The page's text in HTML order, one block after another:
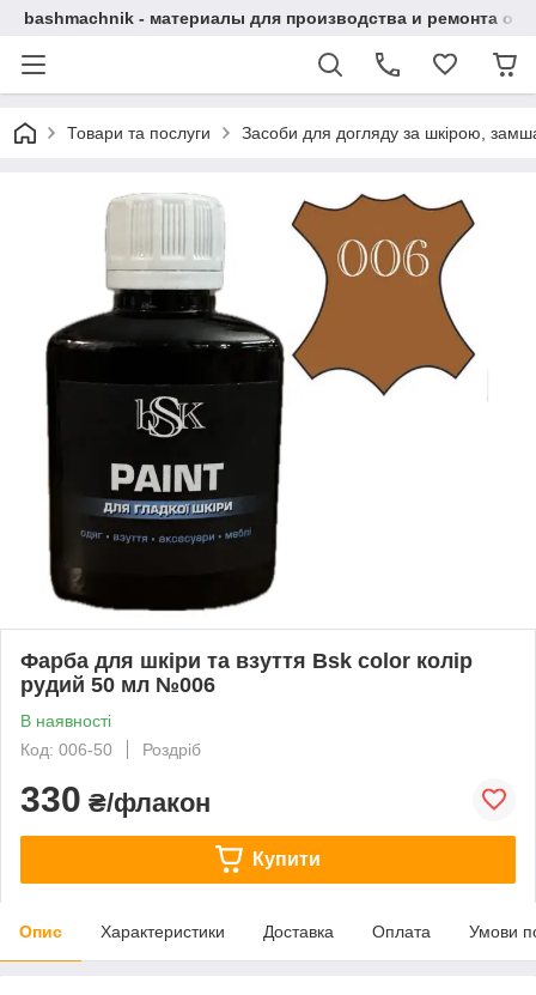
bashmachnik - материалы для производства и ремонта
Товари та послуги Засоби для догляду за шкірою,
Фарба для шкіри та взуття Bsk color колір
рудий 50 мл №006
В наявності
Код: 006-50
Роздріб
330 ₴/флакон
Купити
Опис Характеристики Доставка Оплата Умови